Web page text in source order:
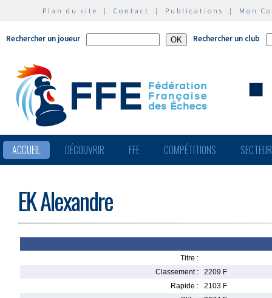
Plan du site | Contact | Publications | Mon
Rechercher un joueur Rechercher un club
ACCUEIL DÉCOUVRIR FFE COMPÉTITIONS
EK Alexandre
Titre :
Classement :
2209 F
Rapide :
2103 F